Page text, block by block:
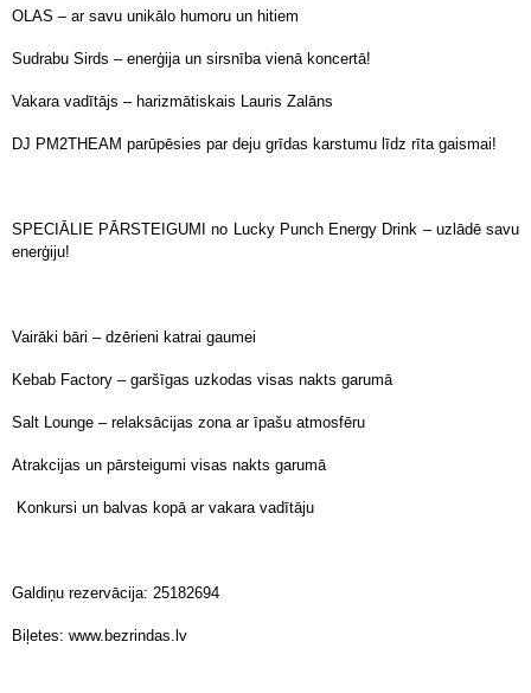
OLAS – ar savu unikālo humoru un hitiem
Sudrabu Sirds – enerģija un sirsnība vienā koncertā!
Vakara vadītājs – harizmātiskais Lauris Zalāns
DJ PM2THEAM parūpēsies par deju grīdas karstumu līdz rīta gaismai!
SPECIĀLIE PĀRSTEIGUMI no Lucky Punch Energy Drink – uzlādē savu
enerģiju!
Vairāki bāri – dzērieni katrai gaumei
Kebab Factory – garšīgas uzkodas visas nakts garumā
Salt Lounge – relaksācijas zona ar īpašu atmosfēru
Atrakcijas un pārsteigumi visas nakts garumā
Konkursi un balvas kopā ar vakara vadītāju
Galdiņu rezervācija: 25182694
Biļetes: www.bezrindas.lv